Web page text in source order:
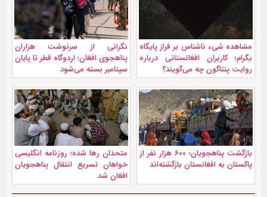
مشاهده شیء ناشناس بر فراز پایگاه
بگرام؛ کاربران افغانستانی درباره
روایت پنتاگون چه می‌گویند؟
نگرانی از سرنوشت هزاران
پناهجوی افغان؛ اردوگاه قطر تا پایان
سپتامبر بسته می‌شود
بازگشت پناهجویان؛ ۶۰۰ هزار نفر از
پاکستان به افغانستان بازگشته‌اند
متحدان رها شده؛ روزنامه انگلیسی
خواهان تسریع انتقال پناهجویان
افغان شد